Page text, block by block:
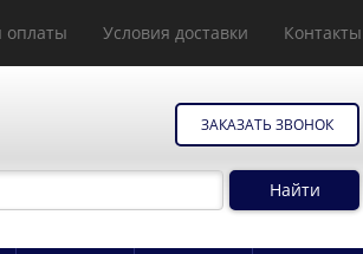
оплаты Условия доставки Контакты
ЗАКАЗАТЬ ЗВОНОК
Найти